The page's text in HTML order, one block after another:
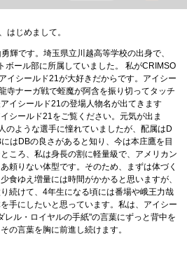
はじめまして。
輝です。埼玉県立川越高等学校の出身で、
ボール部に所属していました。 私がCRIMSO
イシールド21が大好きだからです。アイシー
寺ナーガ戦で蛭魔が阿含を振り切ってタッチ
イシールド21の登場人物名が出てきます
シールド21をご覧ください。元気が出ま
のような選手に憧れていましたが、配属はD
はDBの良さがあると知り、今は本庄鷹を目
ころ、私は身長の割に軽量級で、アメリカン
頼りない体型です。そのため、まずは体づく
食ゆえ増量には時間がかかると思いますが、
続けて、4年生になる頃には番場や峨王力哉
手にしたいと思っています。私は、アイシー
レル・ロイヤルの手紙"の言葉にずっと背中を
の言葉を胸に前進し続けます。